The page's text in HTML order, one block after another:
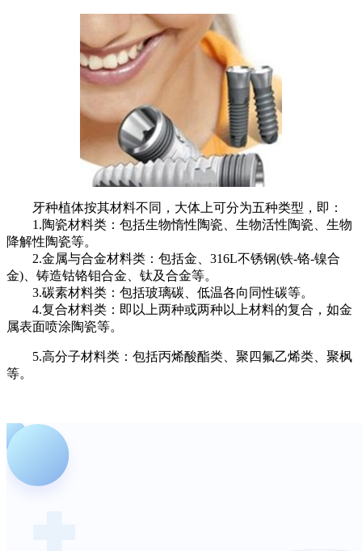
牙种植体按其材料不同，大体上可分为五种类型，即：
1.陶瓷材料类：包括生物惰性陶瓷、生物活性陶瓷、生物
降解性陶瓷等。
2.金属与合金材料类：包括金、316L不锈钢(铁-铬-镍合
金)、铸造钴铬钼合金、钛及合金等。
3.碳素材料类：包括玻璃碳、低温各向同性碳等。
4.复合材料类：即以上两种或两种以上材料的复合，如金
属表面喷涂陶瓷等。
5.高分子材料类：包括丙烯酸酯类、聚四氟乙烯类、聚枫
等。